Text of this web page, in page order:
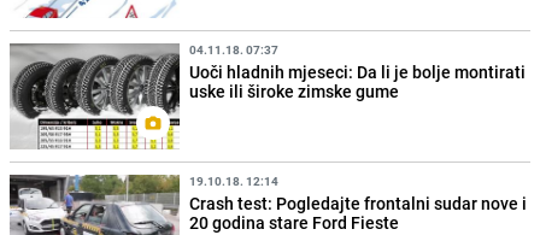
04.11.18. 07:37
Uoči hladnih mjeseci: Da li je bolje montirati
uske ili široke zimske gume
19.10.18. 12:14
Crash test: Pogledajte frontalni sudar nove i
20 godina stare Ford Fieste